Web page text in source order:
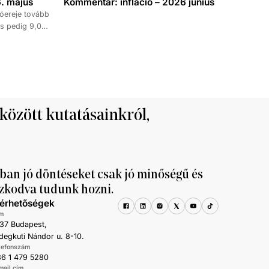
tovább
pedig 9,0
kutatásainkról,
jó döntéseket csak jó minőségű és
tudunk hozni.
Budapest,
Nándor u. 8-10.
1 479 5280